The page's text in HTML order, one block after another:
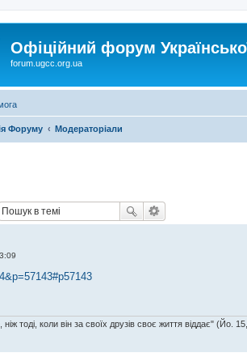
Офіційний форум
forum.ugcc.org.ua
Форуму Модераторіали
тоді, коли він за своїх друзів своє життя віддає" (Йо.